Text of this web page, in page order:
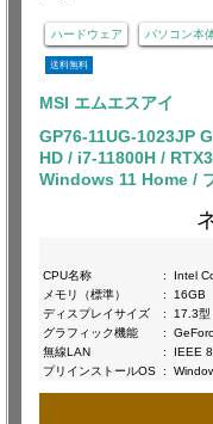
ハードウェア パソコン本
送料無料
MSI エムエスアイ
GP76-11UG-1023JP
HD / i7-11800H /
Windows 11 Home /
CPU名称
:
Intel
メモリ（標準）
:
16GB
ディスプレイサイズ
:
17.3型
グラフィック機能
:
無線LAN
:
IEEE
プリインストールOS :